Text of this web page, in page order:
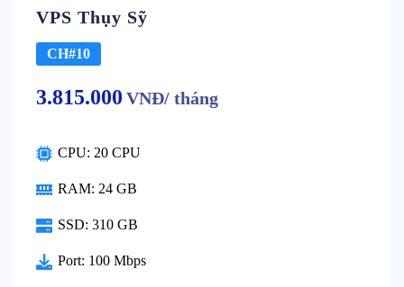
VPS Thụy Sỹ
CH#10
3.815.000 VNĐ/ tháng
CPU: 20 CPU
RAM: 24 GB
SSD: 310 GB
Port: 100 Mbps